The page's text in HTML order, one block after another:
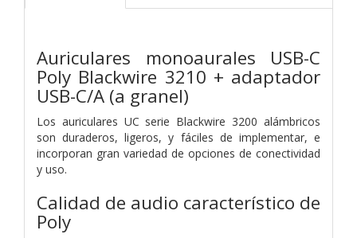
Auriculares monoaurales USB-C
Poly Blackwire 3210 + adaptador
USB-C/A (a granel)
Los auriculares UC serie Blackwire 3200 alámbricos
son duraderos, ligeros, y fáciles de implementar, e
incorporan gran variedad de opciones de conectividad
y uso.
Calidad de audio característico de
Poly